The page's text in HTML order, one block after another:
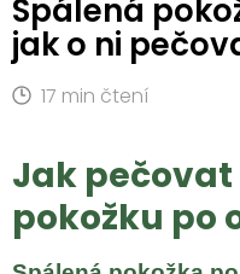
Spálená
jak o ni
17 min čtení
Jak
pokožku po